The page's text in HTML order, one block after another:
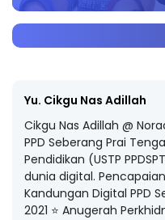
Yu. Cikgu Nas Adillah
Cikgu Nas Adillah @
PPD Seberang Prai
Pendidikan (USTP
dunia digital.
Kandungan Digital PPD
2021 ⭐️ Anugerah